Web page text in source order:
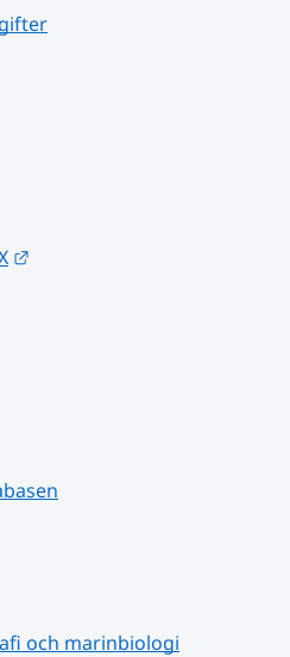
och marinbiologi